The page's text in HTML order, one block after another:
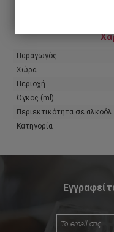
Παραγωγός
Χώρα
Περιοχή
Όγκος (ml)
Περιεκτικότητα σε αλκοόλ
Κατηγορία